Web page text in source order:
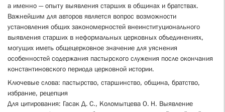
а именно — опыту выявления старших в общинах и братствах.
Важнейшим для авторов является вопрос возможности
установления общих закономерностей внеинституционального
выявления старших в ­неформальных церковных объединениях,
могущих иметь общецерковное значение для ­уяснения
особенностей содержания пастырского служения после окончания
константиновского периода церковной истории.
Ключевые слова: пастырство, старшинство, община, братство,
избрание, рецепция
Для цитирования: Гасак Д. С., Коломытцева О. Н. Выявление